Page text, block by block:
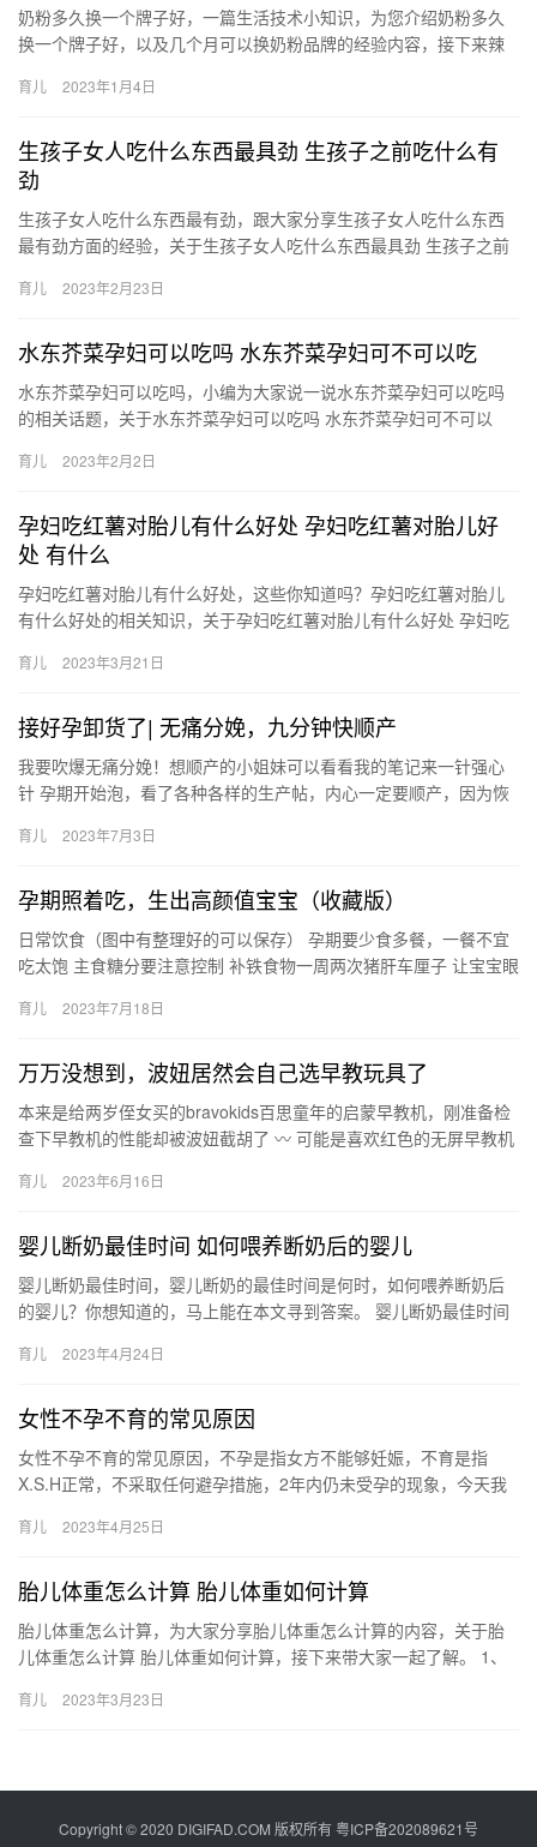
奶粉多久换一个牌子好，一篇生活技术小知识，为您介绍奶粉多久
换一个牌子好，以及几个月可以换奶粉品牌的经验内容，接下来辣
多…
育儿 2023年1月4日
生孩子女人吃什么东西最具劲 生孩子之前吃什么有
劲
生孩子女人吃什么东西最有劲，跟大家分享生孩子女人吃什么东西
最有劲方面的经验，关于生孩子女人吃什么东西最具劲 生孩子之前
这…
育儿 2023年2月23日
水东芥菜孕妇可以吃吗 水东芥菜孕妇可不可以吃
水东芥菜孕妇可以吃吗，小编为大家说一说水东芥菜孕妇可以吃吗
的相关话题，关于水东芥菜孕妇可以吃吗 水东芥菜孕妇可不可以
…
育儿 2023年2月2日
孕妇吃红薯对胎儿有什么好处 孕妇吃红薯对胎儿好
处 有什么
孕妇吃红薯对胎儿有什么好处，这些你知道吗？孕妇吃红薯对胎儿
有什么好处的相关知识，关于孕妇吃红薯对胎儿有什么好处 孕妇吃
胎…
育儿 2023年3月21日
接好孕卸货了| 无痛分娩，九分钟快顺产
我要吹爆无痛分娩！想顺产的小姐妹可以看看我的笔记来一针强心
针 孕期开始泡，看了各种各样的生产帖，内心一定要顺产，因为恢
小…
育儿 2023年7月3日
孕期照着吃，生出高颜值宝宝（收藏版）
日常饮食（图中有整理好的可以保存） 孕期要少食多餐，一餐不宜
吃太饱 主食糖分要注意控制 补铁食物一周两次猪肝车厘子 让宝宝眼
育儿 2023年7月18日
万万没想到，波妞居然会自己选早教玩具了
本来是给两岁侄女买的bravokids百思童年的启蒙早教机，刚准备检
查下早教机的性能却被波妞截胡了 〰 可能是喜欢红色的无屏早教机
育儿 2023年6月16日
婴儿断奶最佳时间 如何喂养断奶后的婴儿
婴儿断奶最佳时间，婴儿断奶的最佳时间是何时，如何喂养断奶后
的婴儿？你想知道的，马上能在本文寻到答案。 婴儿断奶最佳时间
段，…
育儿 2023年4月24日
女性不孕不育的常见原因
女性不孕不育的常见原因，不孕是指女方不能够妊娠，不育是指
X.S.H正常，不采取任何避孕措施，2年内仍未受孕的现象，今天我
育儿 2023年4月25日
胎儿体重怎么计算 胎儿体重如何计算
胎儿体重怎么计算，为大家分享胎儿体重怎么计算的内容，关于胎
儿体重怎么计算 胎儿体重如何计算，接下来带大家一起了解。 1、
育儿 2023年3月23日
Copyright © 2020 DIGIFAD.COM 版权所有粤ICP备202089621号